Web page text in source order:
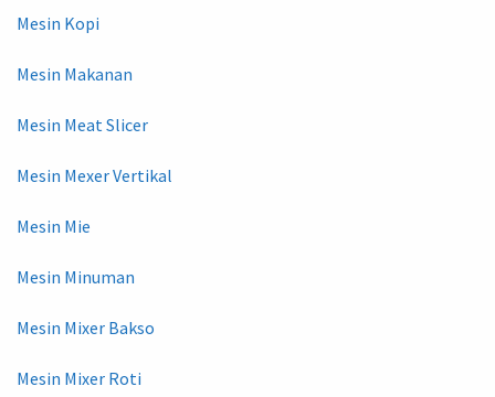
Mesin Kopi
Mesin Makanan
Mesin Meat Slicer
Mesin Mexer Vertikal
Mesin Mie
Mesin Minuman
Mesin Mixer Bakso
Mesin Mixer Roti